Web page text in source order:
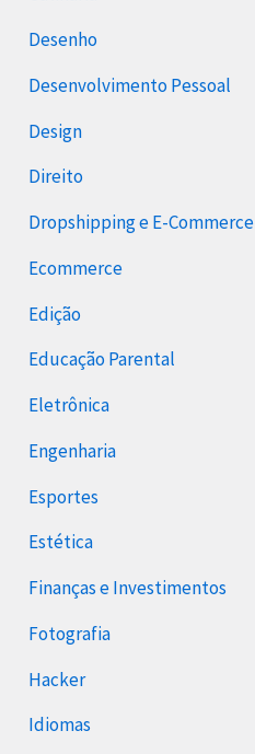
Desenho
Desenvolvimento Pessoal
Design
Direito
Dropshipping e E-Commerce
Ecommerce
Edição
Educação Parental
Eletrônica
Engenharia
Esportes
Estética
Finanças e Investimentos
Fotografia
Hacker
Idiomas